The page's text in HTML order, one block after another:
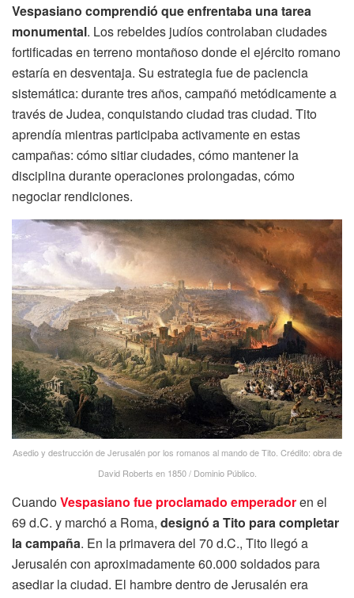
Vespasiano comprendió que enfrentaba una tarea
monumental. Los rebeldes judíos controlaban ciudades
fortificadas en terreno montañoso donde el ejército romano
estaría en desventaja. Su estrategia fue de paciencia
sistemática: durante tres años, campañó metódicamente a
través de Judea, conquistando ciudad tras ciudad. Tito
aprendía mientras participaba activamente en estas
campañas: cómo sitiar ciudades, cómo mantener la
disciplina durante operaciones prolongadas, cómo
negociar rendiciones.
Asedio y destrucción de Jerusalén por los romanos al mando de Tito. Crédito: obra de
David Roberts en 1850 / Dominio Público.
CuandoVespasiano fue proclamado emperadoren el
69 d.C. y marchó a Roma, designó a Tito para completar
la campaña. En la primavera del 70 d.C., Tito llegó a
Jerusalén con aproximadamente 60.000 soldados para
asediar la ciudad. El hambre dentro de Jerusalén era